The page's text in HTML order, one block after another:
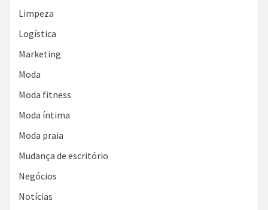
Limpeza
Logística
Marketing
Moda
Moda fitness
Moda íntima
Moda praia
Mudança de escritório
Negócios
Notícias